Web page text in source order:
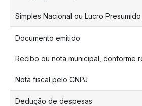
Simples Nacional ou Lucro Presumido
Documento emitido
Recibo ou nota municipal, conforme
Nota fiscal pelo CNPJ
Dedução de despesas